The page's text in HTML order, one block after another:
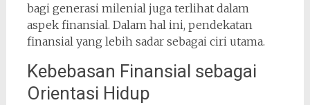
bagi generasi milenial juga terlihat dalam
aspek finansial. Dalam hal ini, pendekatan
finansial yang lebih sadar sebagai ciri utama.
Kebebasan Finansial sebagai
Orientasi Hidup